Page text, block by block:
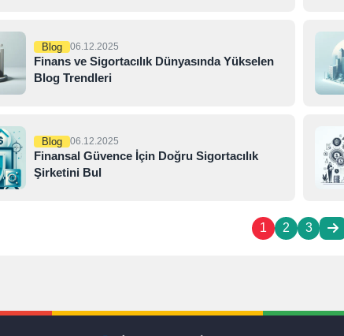
Blog 06.12.2025
Finans ve Sigortacılık Dünyasında Yükselen
Blog Trendleri
Blog 06.12.2025
Finansal Güvence İçin Doğru Sigortacılık
Şirketini Bul
1 2 3